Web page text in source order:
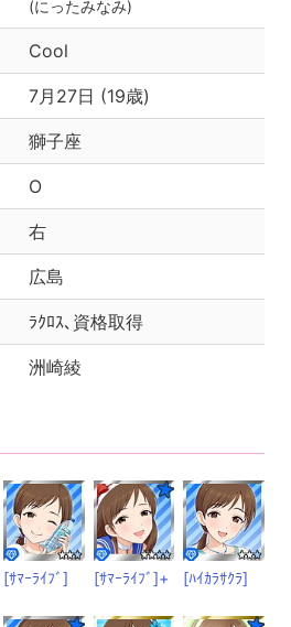
(にったみなみ)
Cool
7月27日 (19歳)
獅子座
O
右
広島
ﾗｸﾛｽ､資格取得
洲崎綾
[ｻﾏｰﾗｲﾌﾞ] [ｻﾏｰﾗｲﾌﾞ]+ [ﾊｲｶﾗｻｸﾗ]